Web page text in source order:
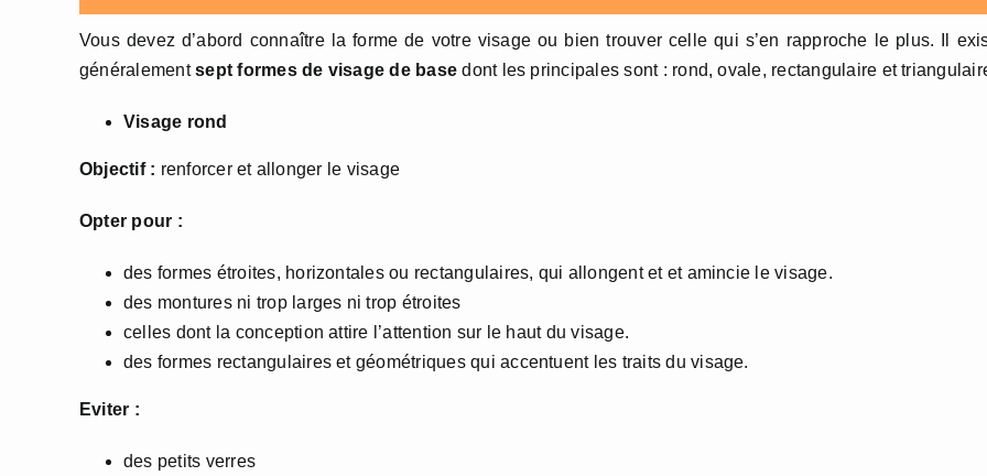
Vous devez d’abord connaître la forme de votre visage ou bien trouver celle qui s’en rapproche le plus. Il
généralementsept formes de visage de base dont les principales sont : rond, ovale, rectangulaire et
Visage rond
Objectif : renforcer et allonger le visage
Opter pour :
des formes étroites, horizontales ou rectangulaires, qui allongent et et amincie le visage.
des montures ni trop larges ni trop étroites
celles dont la conception attire l’attention sur le haut du visage.
des formes rectangulaires et géométriques qui accentuent les traits du visage.
Eviter :
des petits verres